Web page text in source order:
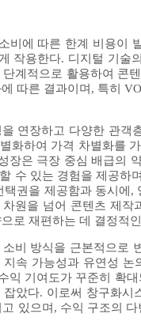
비에 따른 한계 비용이
작용한다. 디지털 기술
계적으로 활용하여 콘
따른 결과이며, 특히
연장하고 다양한 관
화하여 가격 차별화를
은 극장 중심 배급의
수 있는 경험을 제공하
택권을 제공함과 동시에
원을 넘어 콘텐츠 제
로 재편하는 데 결정적
비 방식을 근본적으로
속 가능성과 유연성 논
익 기여도가 꾸준히 확
았다. 이로써 창구화
있으며, 수익 구조의